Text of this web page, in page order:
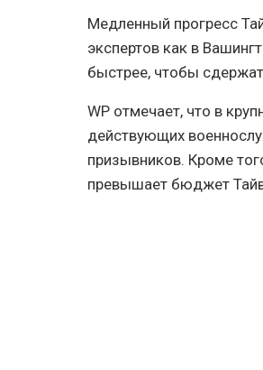
Медленный прогресс
экспертов как в
быстрее, чтобы
WP отмечает, что в
действующих
призывников. Кроме
превышает бюджет